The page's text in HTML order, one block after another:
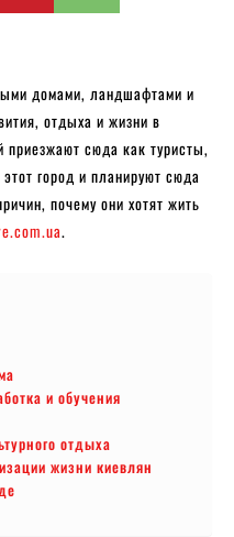
домами, ландшафтами и
отдыха и жизни в
сюда как туристы,
город и планируют сюда
почему они хотят жить
.
и обучения
отдыха
жизни киевлян